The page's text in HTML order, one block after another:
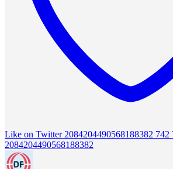
Like on Twitter 2084204490568188382 742
2084204490568188382